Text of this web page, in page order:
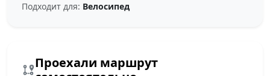
Подходит для: Велосипед
Проехали маршрут